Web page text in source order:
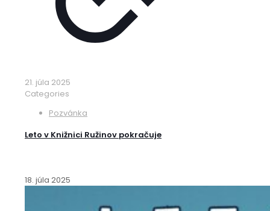
21. júla 2025
Categories
Pozvánka
Leto v Knižnici Ružinov pokračuje
18. júla 2025